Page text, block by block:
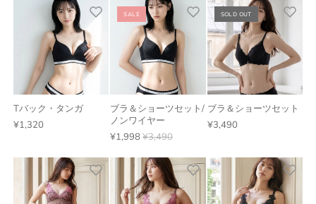
Tバック・タンガ
¥1,320
SALE
ブラ＆ショーツセット/
ノンワイヤー
¥1,998¥3,490
SOLD OUT
ブラ＆ショーツセット
¥3,490